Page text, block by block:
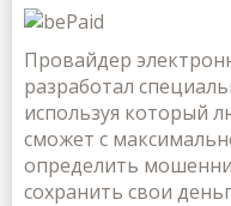
Провайдер
разработал
используя который
сможет с
определить
сохранить свои